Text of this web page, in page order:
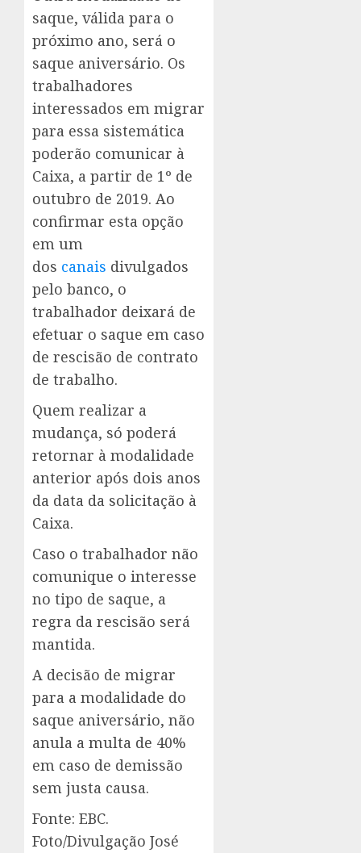
saque, válida para o
próximo ano, será o
saque aniversário. Os
trabalhadores
interessados em migrar
para essa sistemática
poderão comunicar à
Caixa, a partir de 1º de
outubro de 2019. Ao
confirmar esta opção
em um
dos canais divulgados
pelo banco, o
trabalhador deixará de
efetuar o saque em caso
de rescisão de contrato
de trabalho.
Quem realizar a
mudança, só poderá
retornar à modalidade
anterior após dois anos
da data da solicitação à
Caixa.
Caso o trabalhador não
comunique o interesse
no tipo de saque, a
regra da rescisão será
mantida.
A decisão de migrar
para a modalidade do
saque aniversário, não
anula a multa de 40%
em caso de demissão
sem justa causa.
Fonte: EBC.
Foto/Divulgação José